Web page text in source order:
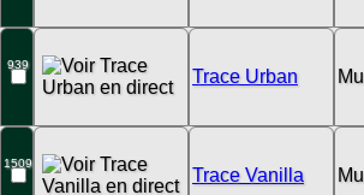
939
Trace Urban
1509
Trace Vanilla